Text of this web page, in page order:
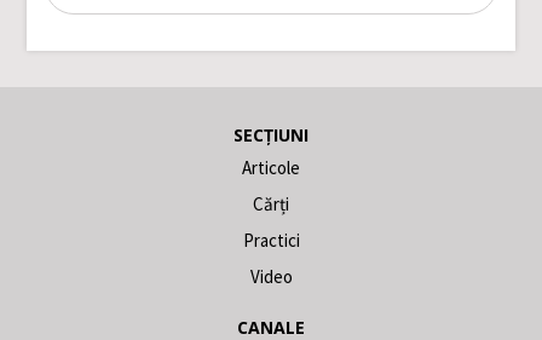
SECȚIUNI
Articole
Cărți
Practici
Video
CANALE